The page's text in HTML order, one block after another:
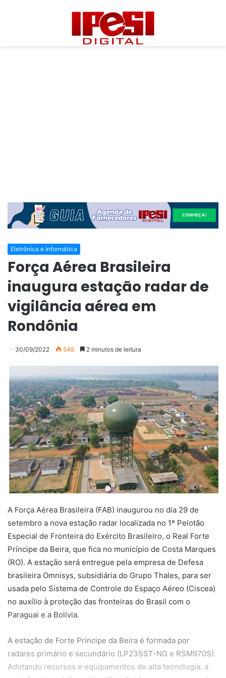
Eletrônica e Informática
Força Aérea Brasileira
inaugura estação radar de
vigilância aérea em
Rondônia
30/09/2022 548 2 minutos de leitura
A Força Aérea Brasileira (FAB) inaugurou no dia 29 de
setembro a nova estação radar localizada no 1º Pelotão
Especial de Fronteira do Exército Brasileiro, o Real Forte
Príncipe da Beira, que fica no município de Costa Marques
(RO). A estação será entregue pela empresa de Defesa
brasileira Omnisys, subsidiária do Grupo Thales, para ser
usada pelo Sistema de Controle do Espaço Aéreo (Ciscea)
no auxílio à proteção das fronteiras do Brasil com o
Paraguai e a Bolívia.
A estação de Forte Príncipe da Beira é formada por
radares primário e secundário (LP23SST-NG e RSM970S).
Adotando recursos e equipamentos de alta tecnologia, a